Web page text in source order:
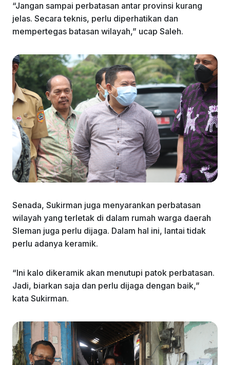
“Jangan sampai perbatasan antar provinsi kurang
jelas. Secara teknis, perlu diperhatikan dan
mempertegas batasan wilayah,” ucap Saleh.
Senada, Sukirman juga menyarankan perbatasan
wilayah yang terletak di dalam rumah warga daerah
Sleman juga perlu dijaga. Dalam hal ini, lantai tidak
perlu adanya keramik.
“Ini kalo dikeramik akan menutupi patok perbatasan.
Jadi, biarkan saja dan perlu dijaga dengan baik,”
kata Sukirman.